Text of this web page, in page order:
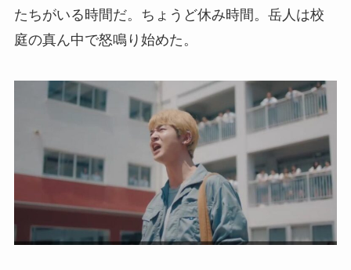
たちがいる時間だ。ちょうど休み時間。岳人は校
庭の真ん中で怒鳴り始めた。